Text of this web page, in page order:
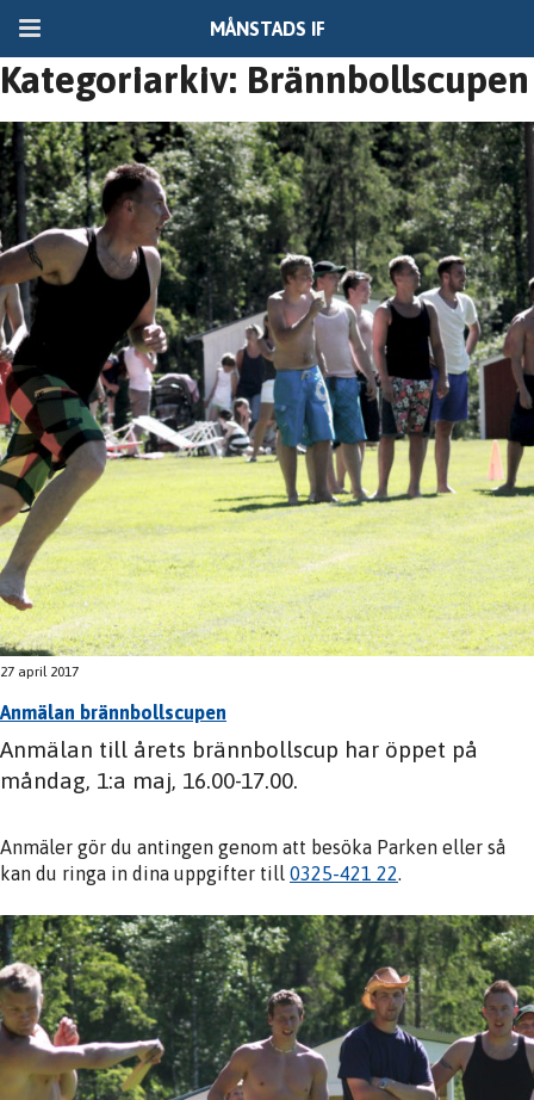
MÅNSTADS IF
Kategoriarkiv: Brännbollscupen
27 april 2017
Anmälan brännbollscupen
Anmälan till årets brännbollscup har öppet på
måndag, 1:a maj, 16.00-17.00.
Anmäler gör du antingen genom att besöka Parken eller så
kan du ringa in dina uppgifter till 0325-421 22